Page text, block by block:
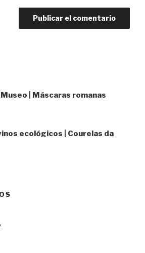
| Máscaras romanas
ecológicos | Courelas da